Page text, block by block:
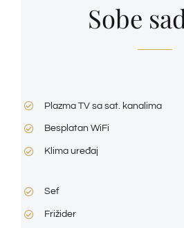
Sobe
Plazma TV sa sat. kanalima
Besplatan WiFi
Klima uređaj
Sef
Frižider